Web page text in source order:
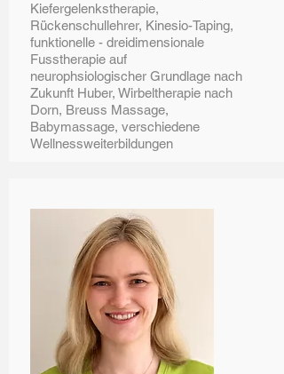
Kiefergelenkstherapie,
Rückenschullehrer, Kinesio-Taping,
funktionelle - dreidimensionale
Fusstherapie auf
neurophsiologischer Grundlage nach
Zukunft Huber, Wirbeltherapie nach
Dorn, Breuss Massage,
Babymassage, verschiedene
Wellnessweiterbildungen